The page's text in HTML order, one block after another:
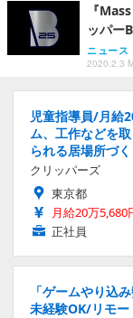
『
ッパー
ニュース
2020.2.3
児童指導員/月給
ム、工作などを
られる居場所づく
クリッパーズ
東京都
月給20万5,680
正社員
「ゲームやり込
未経験OK/リモ